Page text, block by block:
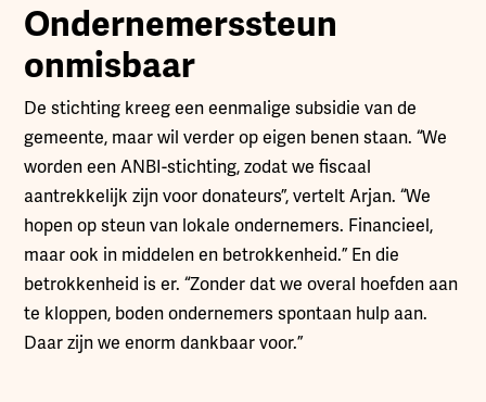
Ondernemerssteun
onmisbaar
De stichting kreeg een eenmalige subsidie van de
gemeente, maar wil verder op eigen benen staan. “We
worden een ANBI-stichting, zodat we fiscaal
aantrekkelijk zijn voor donateurs”, vertelt Arjan. “We
hopen op steun van lokale ondernemers. Financieel,
maar ook in middelen en betrokkenheid.” En die
betrokkenheid is er. “Zonder dat we overal hoefden aan
te kloppen, boden ondernemers spontaan hulp aan.
Daar zijn we enorm dankbaar voor.”